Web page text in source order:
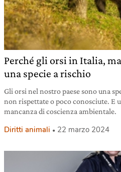
Perché gli orsi in Italia,
una specie a rischio
Gli orsi nel nostro paese sono una
non rispettate o poco conosciute. E
mancanza di coscienza ambientale.
Diritti animali 22 marzo 2024